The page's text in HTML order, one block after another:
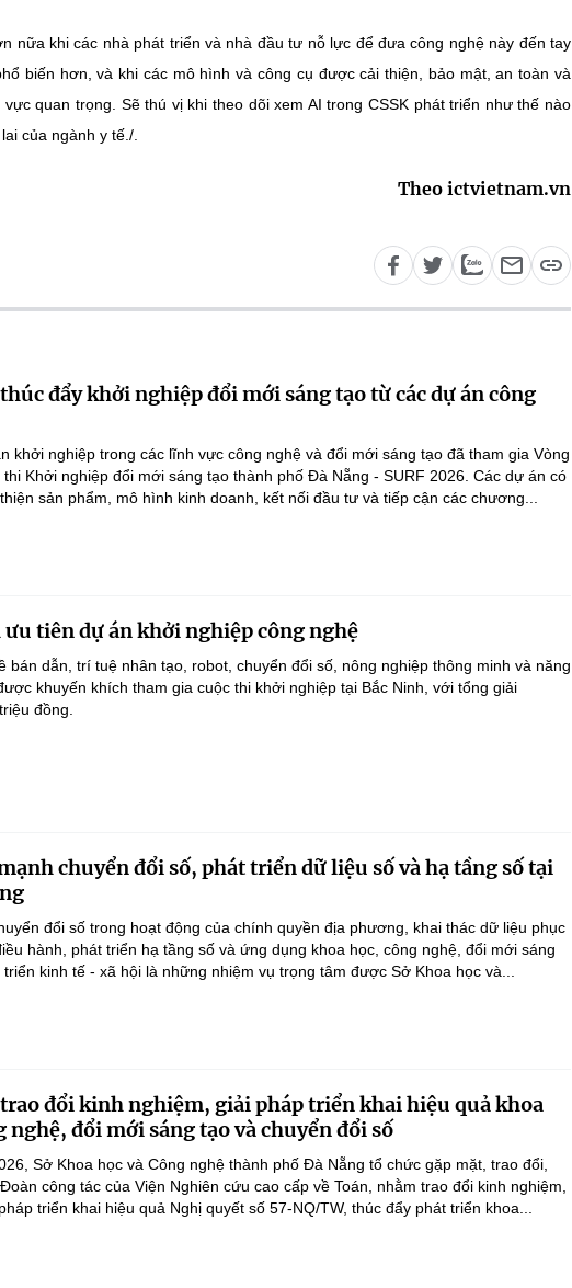
nữa khi các nhà phát triển và nhà đầu tư nỗ lực để đưa công nghệ này đến tay
biến hơn, và khi các mô hình và công cụ được cải thiện, bảo mật, an toàn và
quan trọng. Sẽ thú vị khi theo dõi xem AI trong CSSK phát triển như thế nào
của ngành y tế./.
Theo ictvietnam.vn
đẩy khởi nghiệp đổi mới sáng tạo từ các dự án công
khởi nghiệp trong các lĩnh vực công nghệ và đổi mới sáng tạo đã tham gia Vòng
thi Khởi nghiệp đổi mới sáng tạo thành phố Đà Nẵng - SURF 2026. Các dự án có
sản phẩm, mô hình kinh doanh, kết nối đầu tư và tiếp cận các chương...
ưu tiên dự án khởi nghiệp công nghệ
bán dẫn, trí tuệ nhân tạo, robot, chuyển đổi số, nông nghiệp thông minh và năng
khuyến khích tham gia cuộc thi khởi nghiệp tại Bắc Ninh, với tổng giải
đồng.
chuyển đổi số, phát triển dữ liệu số và hạ tầng số tại
đổi số trong hoạt động của chính quyền địa phương, khai thác dữ liệu phục
hành, phát triển hạ tầng số và ứng dụng khoa học, công nghệ, đổi mới sáng
kinh tế - xã hội là những nhiệm vụ trọng tâm được Sở Khoa học và...
đổi kinh nghiệm, giải pháp triển khai hiệu quả khoa
nghệ, đổi mới sáng tạo và chuyển đổi số
Sở Khoa học và Công nghệ thành phố Đà Nẵng tổ chức gặp mặt, trao đổi,
công tác của Viện Nghiên cứu cao cấp về Toán, nhằm trao đổi kinh nghiệm,
triển khai hiệu quả Nghị quyết số 57-NQ/TW, thúc đẩy phát triển khoa...